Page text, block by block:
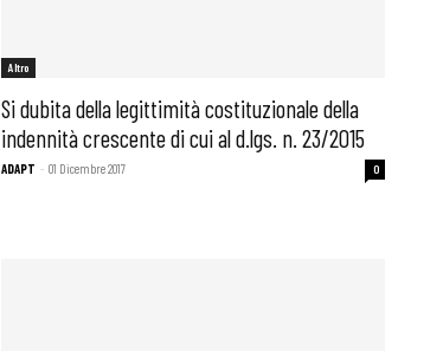
Altro
Si dubita della legittimità costituzionale della
indennità crescente di cui al d.lgs. n. 23/2015
ADAPT - 01 Dicembre 2017 0